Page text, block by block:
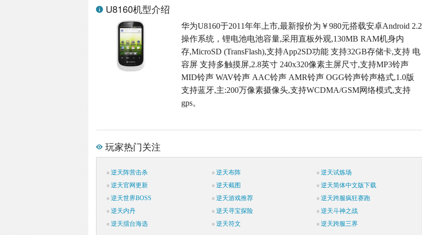
U8160机型介绍
华为U8160于2011年年上市,最新报价为￥980元搭载安卓Android 2.2
操作系统，锂电池电池容量,采用直板外观,130MB RAM机身内
存,MicroSD (TransFlash),支持App2SD功能 支持32GB存储卡,支持 电
容屏 支持多触摸屏,2.8英寸 240x320像素主屏尺寸,支持MP3铃声
MID铃声 WAV铃声 AAC铃声 AMR铃声 OGG铃声铃声格式,1.0版
支持蓝牙,主:200万像素摄像头,支持WCDMA/GSM网络模式,支持
gps。
玩家热门关注
逆天阵营击杀 逆天布阵
逆天试炼场
逆天官网更新
逆天截图
逆天简体中文版下载
逆天世界BOSS
逆天游戏推荐
逆天跨服疯狂赛跑
逆天内丹
逆天寻宝探险
逆天斗神之战
逆天擂台海选
逆天符文 逆天跨服三界